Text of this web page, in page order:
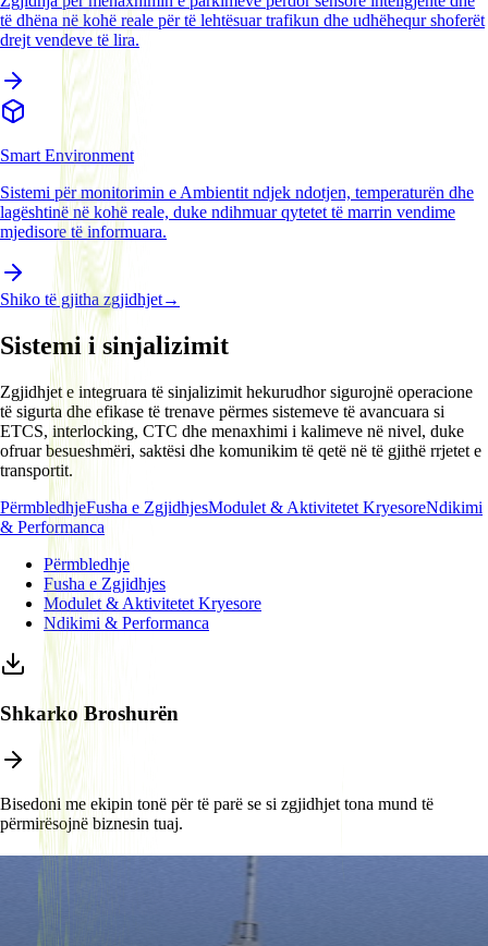
të dhëna në kohë reale për të lehtësuar trafikun dhe udhëhequr shoferët
drejt vendeve të lira.
Smart Environment
Sistemi për monitorimin e Ambientit ndjek ndotjen, temperaturën dhe
lagështinë në kohë reale, duke ndihmuar qytetet të marrin vendime
mjedisore të informuara.
Shiko të gjitha zgjidhjet→
Sistemi i sinjalizimit
Zgjidhjet e integruara të sinjalizimit hekurudhor sigurojnë operacione
të sigurta dhe efikase të trenave përmes sistemeve të avancuara si
ETCS, interlocking, CTC dhe menaxhimi i kalimeve në nivel, duke
ofruar besueshmëri, saktësi dhe komunikim të qetë në të gjithë rrjetet e
transportit.
PërmbledhjeFusha e ZgjidhjesModulet & Aktivitetet KryesoreNdikimi
& Performanca
Përmbledhje
Fusha e Zgjidhjes
Modulet & Aktivitetet Kryesore
Ndikimi & Performanca
Shkarko Broshurën
Bisedoni me ekipin tonë për të parë se si zgjidhjet tona mund të
përmirësojnë biznesin tuaj.